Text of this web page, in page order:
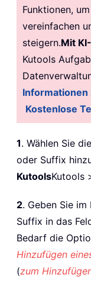
Funktionen,
vereinfachen
steigern.Mit
Kutools
Informationen
Kostenlose
1. Wählen Sie
oder Suffix
KutoolsKutools
2. Geben Sie
Suffix in das
Bedarf die
Hinzufügen
(zum